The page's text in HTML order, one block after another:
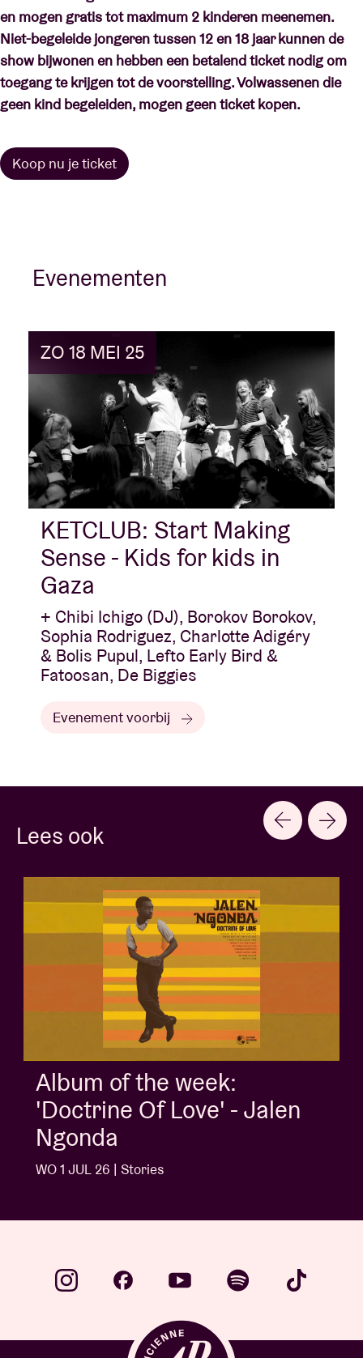
en mogen gratis tot maximum 2 kinderen meenemen.
Niet-begeleide jongeren tussen 12 en 18 jaar kunnen de
show bijwonen en hebben een betalend ticket nodig om
toegang te krijgen tot de voorstelling. Volwassenen die
geen kind begeleiden, mogen geen ticket kopen.
Koop nu je ticket
Evenementen
ZO 18 MEI 25
KETCLUB: Start Making
Sense - Kids for kids in
Gaza
+ Chibi Ichigo (DJ), Borokov Borokov,
Sophia Rodriguez, Charlotte Adigéry
& Bolis Pupul, Lefto Early Bird &
Fatoosan, De Biggies
Evenement voorbij
Lees ook
Album of the week:
'Doctrine Of Love' - Jalen
Ngonda
WO 1 JUL 26 | Stories